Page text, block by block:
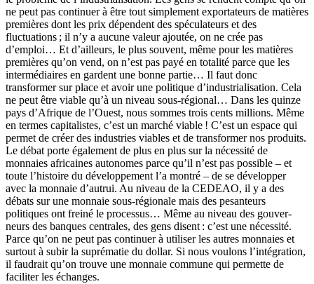
ne peut pas continuer à être tout simplement exportateurs de matiè­res
premières dont les prix dépendent des spéculateurs et des
fluctuations ; il n’y a aucune valeur ajoutée, on ne crée pas
d’emploi… Et d’ailleurs, le plus souvent, même pour les matières
premières qu’on vend, on n’est pas payé en totalité parce que les
intermédiaires en gardent une bonne partie… Il faut donc
transformer sur place et avoir une politique d’industrialisation. Cela
ne peut être viable qu’à un niveau sous-régional… Dans les quinze
pays d’Afrique de l’Ouest, nous sommes trois cents millions. Même
en termes capitalistes, c’est un marché viable ! C’est un espace qui
permet de créer des industries viables et de transformer nos produits.
Le débat porte également de plus en plus sur la nécessité de
monnaies afri­caines autonomes parce qu’il n’est pas possible – et
toute l’histoire du déve­loppement l’a montré – de se développer
avec la monnaie d’autrui. Au niveau de la CEDEAO, il y a des
débats sur une monnaie sous-régionale mais des pesanteurs
politiques ont freiné le processus… Même au niveau des gouver­
neurs des banques centrales, des gens disent : c’est une nécessité.
Parce qu’on ne peut pas continuer à utiliser les autres monnaies et
surtout à subir la su­prématie du dollar. Si nous voulons l’intégration,
il faudrait qu’on trouve une monnaie commune qui permette de
faciliter les échanges.